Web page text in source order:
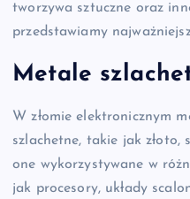
tworzywa sztuczne oraz
przedstawiamy
Metale
W złomie elektronicznym
szlachetne, takie jak
one wykorzystywane w
jak procesory, układy